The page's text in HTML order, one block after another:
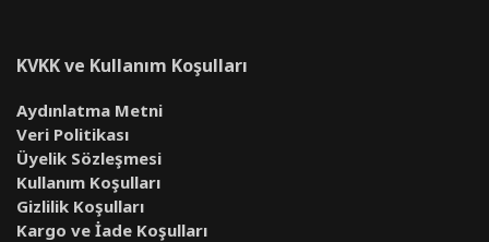
KVKK ve Kullanım Koşulları
Aydınlatma Metni
Veri Politikası
Üyelik Sözleşmesi
Kullanım Koşulları
Gizlilik Koşulları
Kargo ve İade Koşulları